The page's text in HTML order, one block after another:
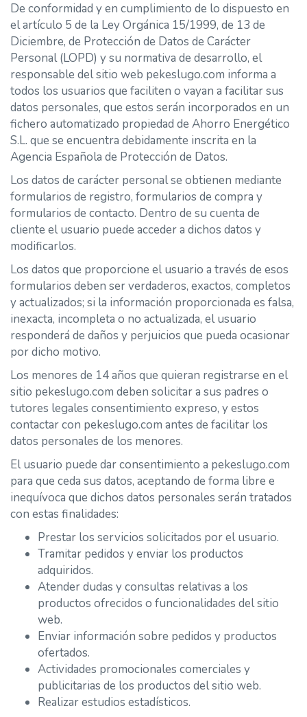
De conformidad y en cumplimiento de lo dispuesto en
el artículo 5 de la Ley Orgánica 15/1999, de 13 de
Diciembre, de Protección de Datos de Carácter
Personal (LOPD) y su normativa de desarrollo, el
responsable del sitio web pekeslugo.com informa a
todos los usuarios que faciliten o vayan a facilitar sus
datos personales, que estos serán incorporados en un
fichero automatizado propiedad de Ahorro Energético
S.L. que se encuentra debidamente inscrita en la
Agencia Española de Protección de Datos.
Los datos de carácter personal se obtienen mediante
formularios de registro, formularios de compra y
formularios de contacto. Dentro de su cuenta de
cliente el usuario puede acceder a dichos datos y
modificarlos.
Los datos que proporcione el usuario a través de esos
formularios deben ser verdaderos, exactos, completos
y actualizados; si la información proporcionada es falsa,
inexacta, incompleta o no actualizada, el usuario
responderá de daños y perjuicios que pueda ocasionar
por dicho motivo.
Los menores de 14 años que quieran registrarse en el
sitio pekeslugo.com deben solicitar a sus padres o
tutores legales consentimiento expreso, y estos
contactar con pekeslugo.com antes de facilitar los
datos personales de los menores.
El usuario puede dar consentimiento a pekeslugo.com
para que ceda sus datos, aceptando de forma libre e
inequívoca que dichos datos personales serán tratados
con estas finalidades:
Prestar los servicios solicitados por el usuario.
Tramitar pedidos y enviar los productos
adquiridos.
Atender dudas y consultas relativas a los
productos ofrecidos o funcionalidades del sitio
web.
Enviar información sobre pedidos y productos
ofertados.
Actividades promocionales comerciales y
publicitarias de los productos del sitio web.
Realizar estudios estadísticos.